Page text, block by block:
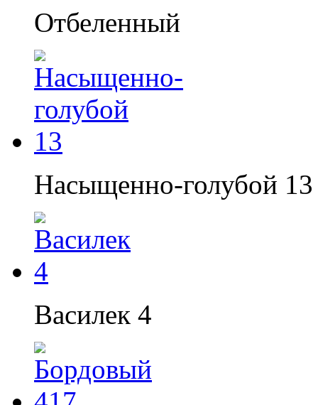
Отбеленный
Насыщенно-голубой 13
Василек 4